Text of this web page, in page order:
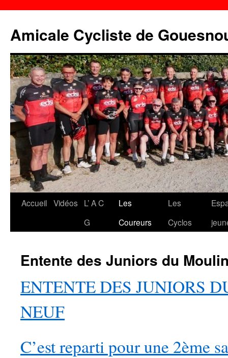
contenu
Amicale Cycliste de
Accueil Vidéos
L’ A C
G
Les
Coureurs
Les
Cyclos
Entente des Juniors du
ENTENTE DES JUNIORS
NEUF
C’est reparti pour une 2ème